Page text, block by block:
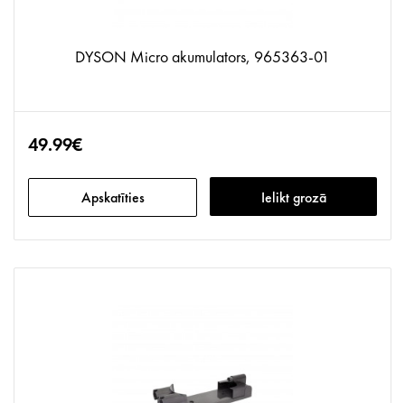
DYSON Micro akumulators, 965363-01
49.99€
Apskatīties Ielikt grozā